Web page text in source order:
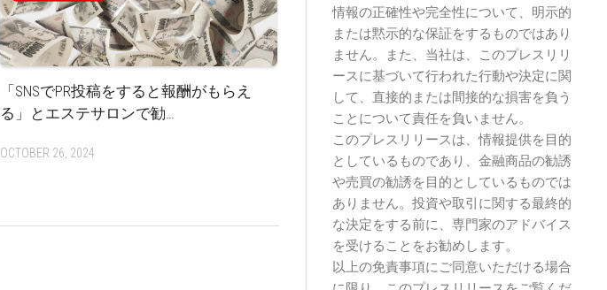
「SNSでPR投稿をすると報酬がもらえ
る」とエステサロンで勧…
OCTOBER 26, 2024
情報の正確性や完全性について、明示的
または黙示的な保証をするものではあり
ません。また、当社は、このプレスリリ
ースに基づいて行われた行動や決定に関
して、直接的または間接的な損害を負う
ことについて責任を負いません。
このプレスリリースは、情報提供を目的
としているものであり、金融商品の勧誘
や売買の勧誘を目的としているものでは
ありません。投資や取引に関する最終的
な決定をする前に、専門家のアドバイス
を受けることをお勧めします。
以上の免責事項にご同意いただける場合